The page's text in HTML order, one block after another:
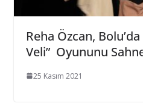
Reha Özcan,
Veli” Oyununu
25 Kasım 2021